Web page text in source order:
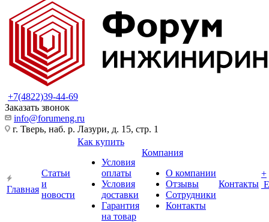
+7(4822)39-44-69
Заказать звонок
info@forumeng.ru
г. Тверь, наб. р. Лазури, д. 15, стр. 1
Главная
Статьи
и
новости
Как купить
Условия
оплаты
Условия
доставки
Гарантия
на товар
Компания
О компании
Отзывы
Сотрудники
Контакты
Контакты
+